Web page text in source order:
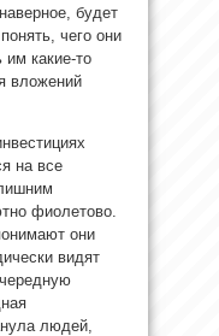
будет
чего они
какие-то
вложений
на все
фиолетово.
они
видят
людей,